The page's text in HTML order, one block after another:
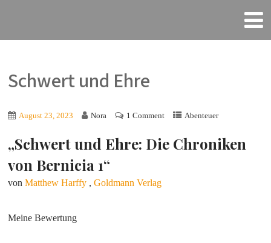
Schwert und Ehre
August 23, 2023 Nora 1 Comment Abenteuer
„Schwert und Ehre: Die Chroniken
von Bernicia 1“
vonMatthew Harffy ,Goldmann Verlag
Meine Bewertung